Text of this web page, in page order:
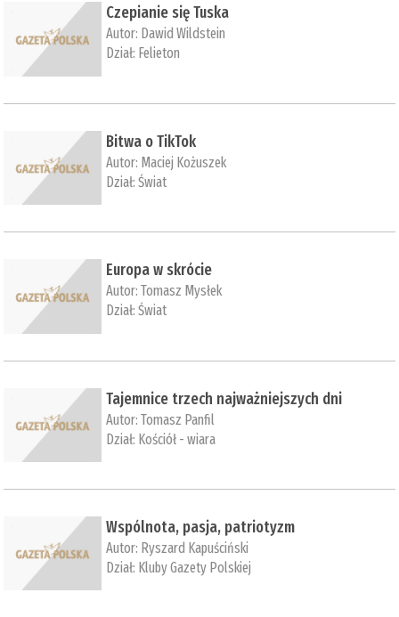
Czepianie się Tuska
Autor: Dawid Wildstein
Dział: Felieton
Bitwa o TikTok
Autor: Maciej Kożuszek
Dział:Świat
Europa w skrócie
Autor:Tomasz Mysłek
Dział:Świat
Tajemnice trzech najważniejszych dni
Autor:Tomasz Panfil
Dział: Kościół - wiara
Wspólnota, pasja, patriotyzm
Autor: Ryszard Kapuściński
Dział: Kluby Gazety Polskiej